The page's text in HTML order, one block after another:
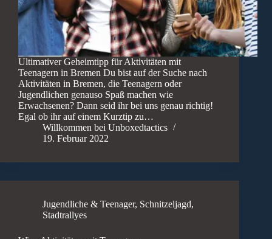
Ultimativer Geheimtipp für Aktivitäten mit
Teenagern in Bremen Du bist auf der Suche nach
Aktivitäten in Bremen, die Teenagern oder
Jugendlichen genauso Spaß machen wie
Erwachsenen? Dann seid ihr bei uns genau richtig!
Egal ob ihr auf einem Kurztip zu…
Willkommen bei Unboxedtactics
19. Februar 2022
Jugendliche & Teenager, Schnitzeljagd,
Stadtrallyes